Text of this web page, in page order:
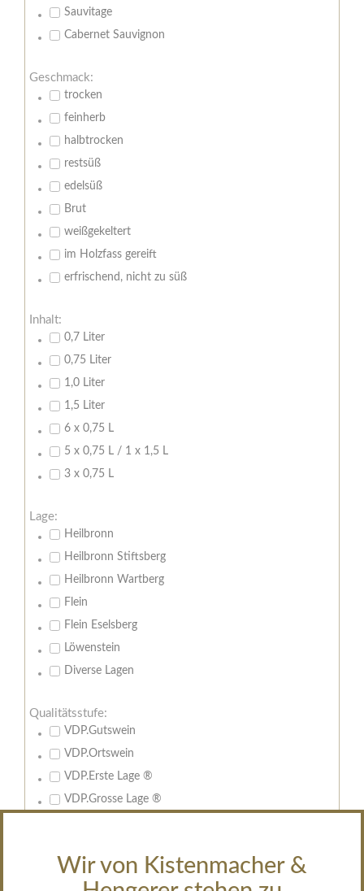
Wir von Kistenmacher &
Sauvitage
Cabernet Sauvignon
Geschmack:
trocken
feinherb
halbtrocken
restsüß
edelsüß
Brut
weißgekeltert
im Holzfass gereift
erfrischend, nicht zu süß
Inhalt:
0,7 Liter
0,75 Liter
1,0 Liter
1,5 Liter
6 x 0,75 L
5 x 0,75 L / 1 x 1,5 L
3 x 0,75 L
Lage:
Heilbronn
Heilbronn Stiftsberg
Heilbronn Wartberg
Flein
Flein Eselsberg
Löwenstein
Diverse Lagen
Qualitätsstufe:
VDP.Gutswein
VDP.Ortswein
VDP.Erste Lage ®
VDP.Grosse Lage ®
Edelsüsse Spitzen